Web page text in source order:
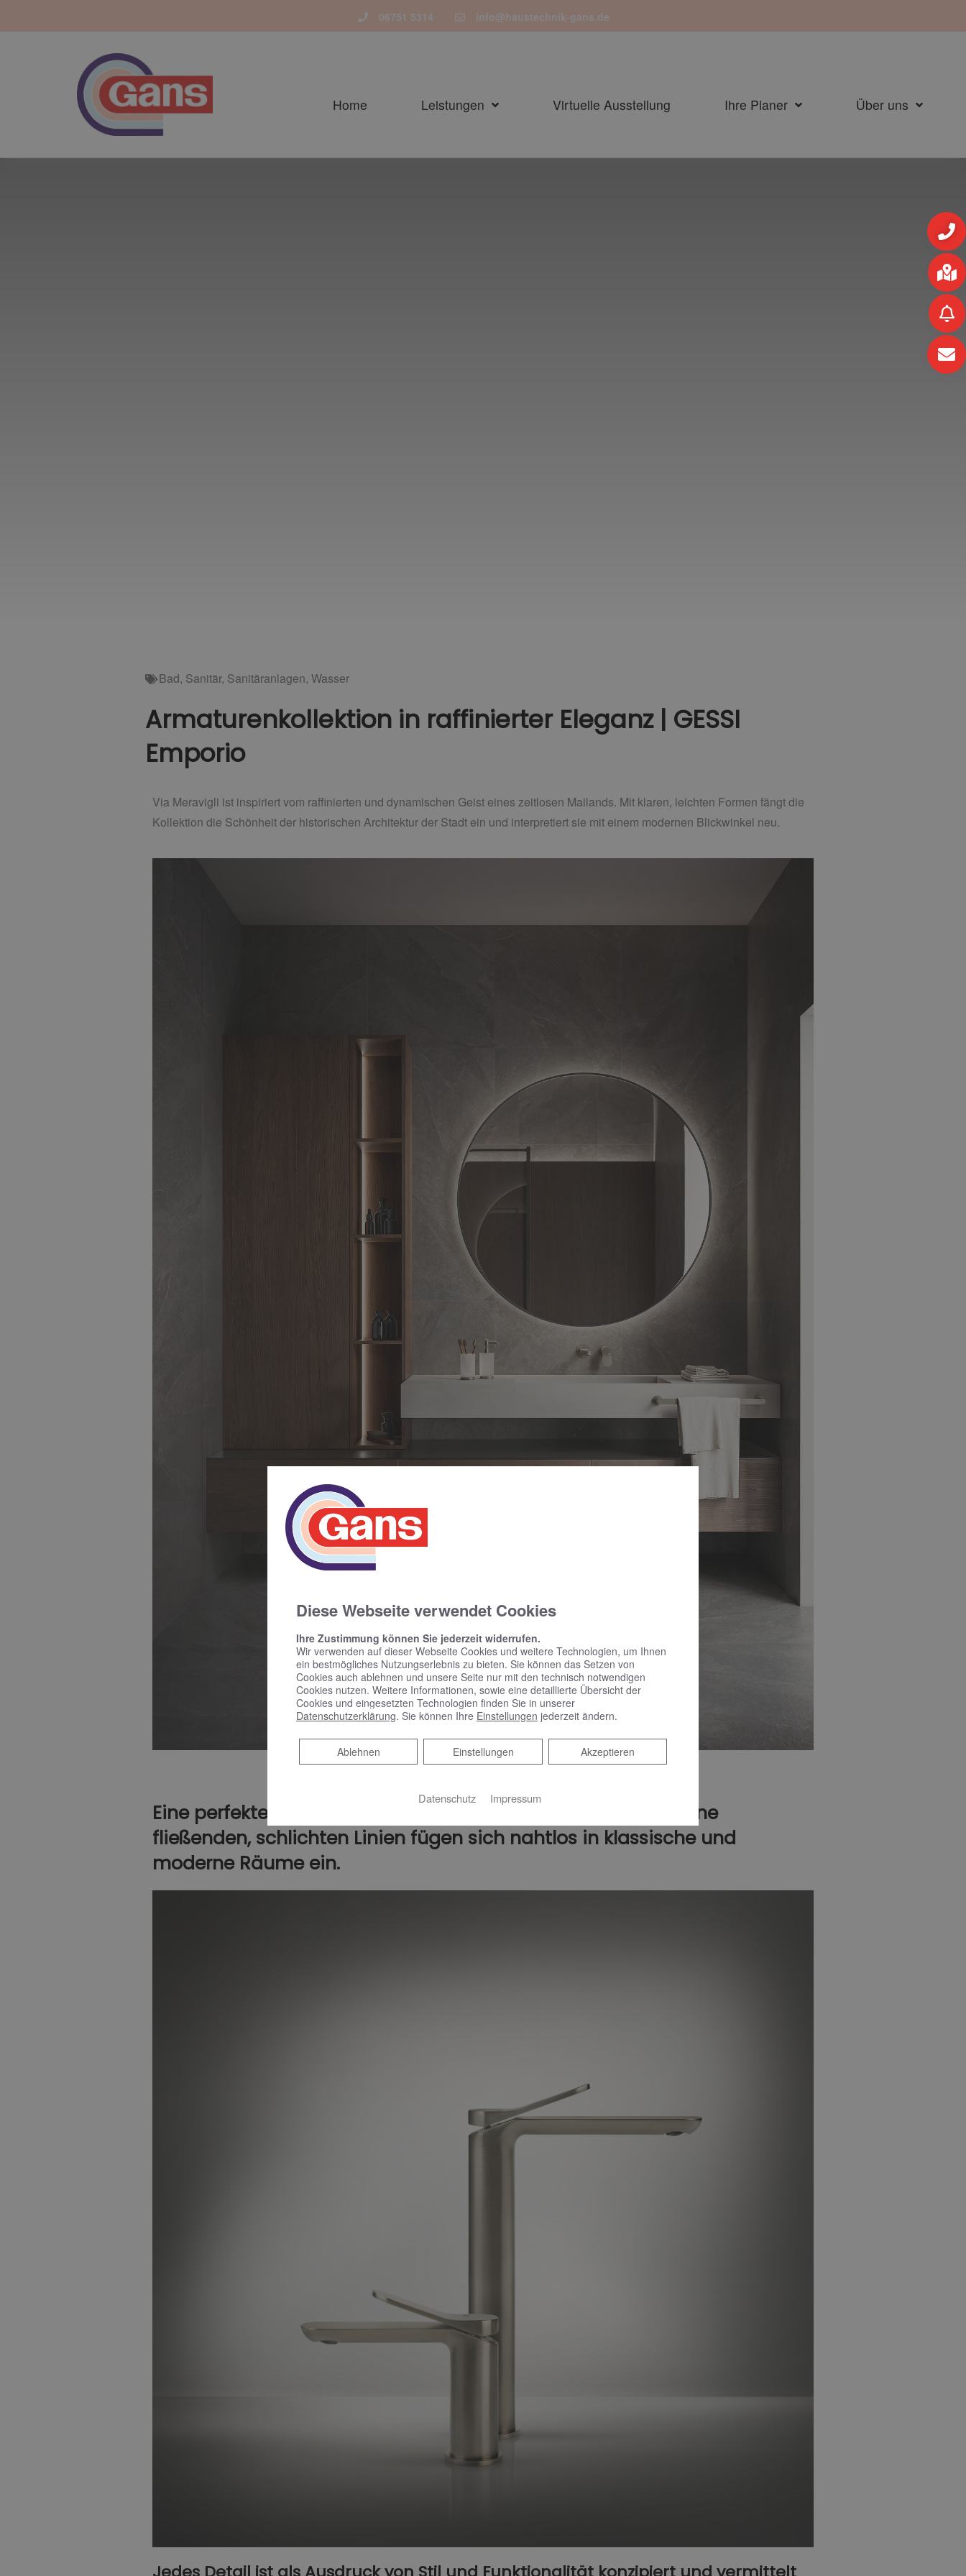
06751 5314 info@haustechnik-gans.de
Home Leistungen Virtuelle Ausstellung Ihre Planer Über uns
Bad, Sanitär, Sanitäranlagen, Wasser
Armaturenkollektion in raffinierter Eleganz | GESSI
Emporio
Via Meravigli ist inspiriert vom raffinierten und dynamischen Geist eines zeitlosen Mailands. Mit klaren, leichten Formen fängt die
Kollektion die Schönheit der historischen Architektur der Stadt ein und interpretiert sie mit einem modernen Blickwinkel neu.
Eine perfekte Balance zwischen Tradition und Innovation: Seine
fließenden, schlichten Linien fügen sich nahtlos in klassische und
moderne Räume ein.
Diese Webseite verwendet Cookies
Ihre Zustimmung können Sie jederzeit widerrufen.
Wir verwenden auf dieser Webseite Cookies und weitere Technologien, um Ihnen
ein bestmögliches Nutzungserlebnis zu bieten. Sie können das Setzen von
Cookies auch ablehnen und unsere Seite nur mit den technisch notwendigen
Cookies nutzen. Weitere Informationen, sowie eine detaillierte Übersicht der
Cookies und eingesetzten Technologien finden Sie in unserer
Datenschutzerklärung. Sie können Ihre Einstellungen jederzeit ändern.
Akzeptieren
Einstellungen
Ablehnen
Ablehnen
Datenschutz Impressum